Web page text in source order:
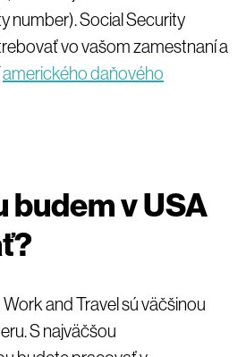
number). Social Security
vo vašom zamestnaní a
amerického daňového
budem v USA
and Travel sú väčšinou
S najväčšou